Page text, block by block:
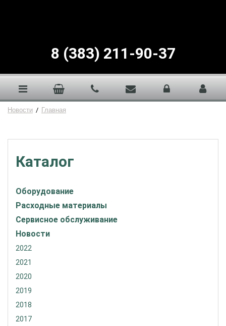
8 (383) 211-90-37
Новости / Главная
Каталог
Оборудование
Расходные материалы
Сервисное обслуживание
Новости
2022
2021
2020
2019
2018
2017